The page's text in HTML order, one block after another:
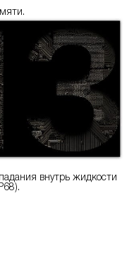
внутрь жидкости